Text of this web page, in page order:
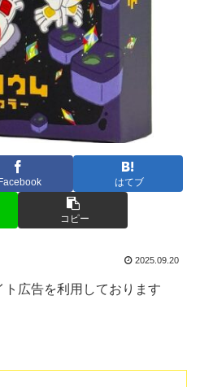
Facebook はてブ
コピー
2025.09.20
広告を利用しております